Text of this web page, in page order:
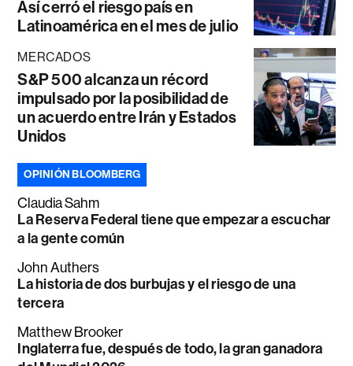
Así cerró el riesgo país en
Latinoamérica en el mes de julio
MERCADOS
S&P 500 alcanza un récord
impulsado por la posibilidad de
un acuerdo entre Irán y Estados
Unidos
OPINIÓN BLOOMBERG
Claudia Sahm
La Reserva Federal tiene que empezar a escuchar
a la gente común
John Authers
La historia de dos burbujas y el riesgo de una
tercera
Matthew Brooker
Inglaterra fue, después de todo, la gran ganadora